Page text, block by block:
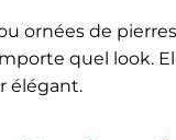
ornées de
quel look.
élégant.